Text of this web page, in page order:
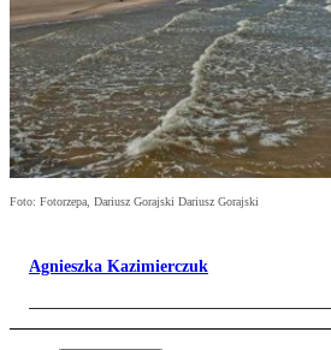
Foto: Fotorzepa, Dariusz Gorajski Dariusz Gorajski
Agnieszka Kazimierczuk